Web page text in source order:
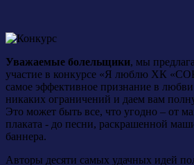
Уважаемые болельщики, мы
участие в конкурсе «Я люблю ХК
самое эффективное признание в
никаких ограничений и даем вам
Это может быть все, что угодно – от
плаката - до песни, раскрашенной
баннера.
Авторы десяти самых удачных идей